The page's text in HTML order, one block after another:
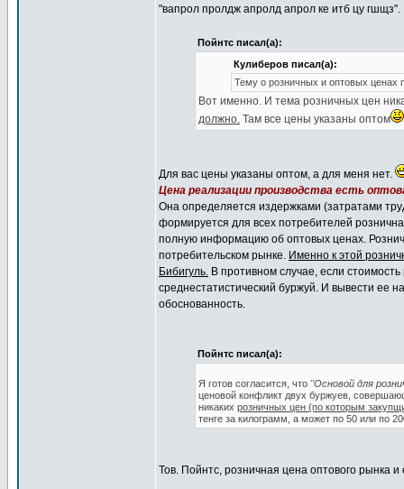
"вапрол пролдж апролд апрол ке итб цу
Пойнтс писал(а):
Кулиберов писал(а):
Тему о розничных и оптовых ценах
Вот именно. И тема розничных цен
должно. Там все цены указаны оптом
Для вас цены указаны оптом, а для меня нет.
Цена реализации производства есть
Она определяется издержками (затратами
формируется для всех потребителей
полную информацию об оптовых ценах.
потребительском рынке. Именно к этой
Бибигуль. В противном случае, если
среднестатистический буржуй. И вывести ее
обоснованность.
Пойнтс писал(а):
Я готов согласится, что "Основой для
ценовой конфликт двух буржуев,
никаких розничных цен (по которым
тенге за килограмм, а может по 50 или по
Тов. Пойнтс, розничная цена оптового рынка